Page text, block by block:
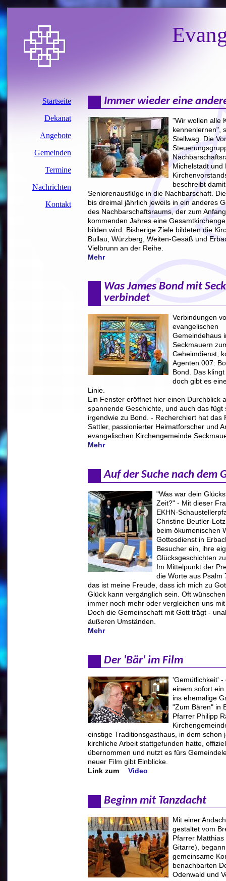
Immer wieder eine
"Wir wollen alle
kennenlernen",
Stellwag. Die
Michelstadt und
beschreibt
Seniorenausflüge in die Nachbarschaft.
bis dreimal jährlich jeweils in ein anderes
des Nachbarschaftsraums, der zum Anfang
kommenden Jahres eine
bilden wird. Bisherige Ziele bildeten die
Bullau, Würzberg, Weiten-Gesäß und
Vielbrunn an der Reihe.
Mehr
Was James Bond mit
verbindet
Verbindungen
evangelischen
Gemeindehaus
Seckmauern
Geheimdienst,
Agenten 007:
Bond. Das
doch gibt es
Linie.
Ein Fenster eröffnet hier einen Durchblick
spannende Geschichte, und auch das fügt
irgendwie zu Bond. - Recherchiert hat das
Sattler, passionierter Heimatforscher und
evangelischen Kirchengemeinde
Mehr
Auf der Suche nach dem
"Was war dein
Zeit?" - Mit dieser
EKHN-
Christine Beutler-
beim ökumenischen
Gottesdienst in
Besucher ein, ihre
Glücksgeschichten
Im Mittelpunkt der
die Worte aus Psalm
das ist meine Freude, dass ich mich zu
Glück kann vergänglich sein. Oft
immer noch mehr oder vergleichen uns
Doch die Gemeinschaft mit Gott trägt -
äußeren Umständen.
Mehr
Der 'Bär' im Film
'Gemütlichkeit' -
einem sofort ein
ins ehemalige
"Zum Bären" in
Pfarrer Philipp
einstige Traditionsgasthaus, in dem schon
kirchliche Arbeit stattgefunden hatte,
übernommen und nutzt es fürs
neuer Film gibt Einblicke.
Link zum
Video
Beginn mit Tanzdacht
Mit einer
gestaltet vom
Pfarrer
Gitarre),
gemeinsame
benachbarten
Odenwald und